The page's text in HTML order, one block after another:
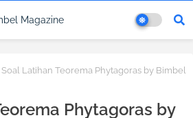
Soal Latihan Teorema Phytagoras by Bimbel
Phytagoras by